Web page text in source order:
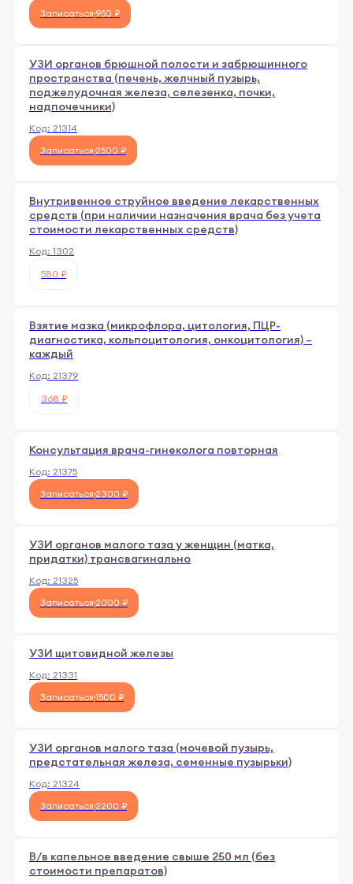
Записаться 950 ₽
УЗИ органов брюшной полости и забрюшинного
пространства (печень, желчный пузырь,
поджелудочная железа, селезенка, почки,
надпочечники)
Код: 21314
Записаться 2500 ₽
Внутривенное струйное введение лекарственных
средств (при наличии назначения врача без учета
стоимости лекарственных средств)
Код: 1302
580 ₽
Взятие мазка (микрофлора, цитология, ПЦР-
диагностика, кольпоцитология, онкоцитология) –
каждый
Код: 21379
368 ₽
Консультация врача-гинеколога повторная
Код: 21375
Записаться 2300 ₽
УЗИ органов малого таза у женщин (матка,
придатки) трансвагинально
Код: 21325
Записаться 2000 ₽
УЗИ щитовидной железы
Код: 21331
Записаться 1500 ₽
УЗИ органов малого таза (мочевой пузырь,
предстательная железа, семенные пузырьки)
Код: 21324
Записаться 2200 ₽
В/в капельное введение свыше 250 мл (без
стоимости препаратов)